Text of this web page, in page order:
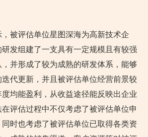
被评估单位星图深海为高新技术企
发组建了一支具有一定规模且有较强
并形成了较为成熟的研发体系，能够
代更新，并且被评估单位经营前景较
均能盈利，从收益途径能反映出企业
评估过程中不仅考虑了被评估单位申
时也考虑了被评估单位已取得各类资